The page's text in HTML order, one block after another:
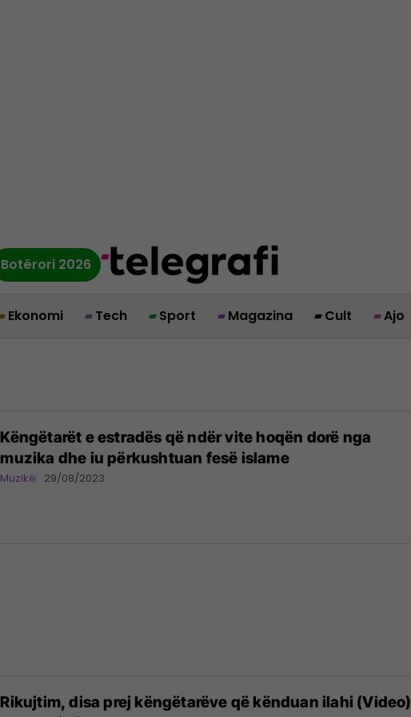
Botërori 2026
Ekonomi Tech Sport Magazina Cult Ajo
Këngëtarët e estradës që ndër vite hoqën dorë nga
muzika dhe iu përkushtuan fesë islame
Muzikë 29/08/2023
Rikujtim, disa prej këngëtarëve që kënduan ilahi (Video)